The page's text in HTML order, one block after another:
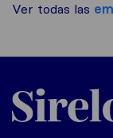
Ver todas las
Sirelo.es